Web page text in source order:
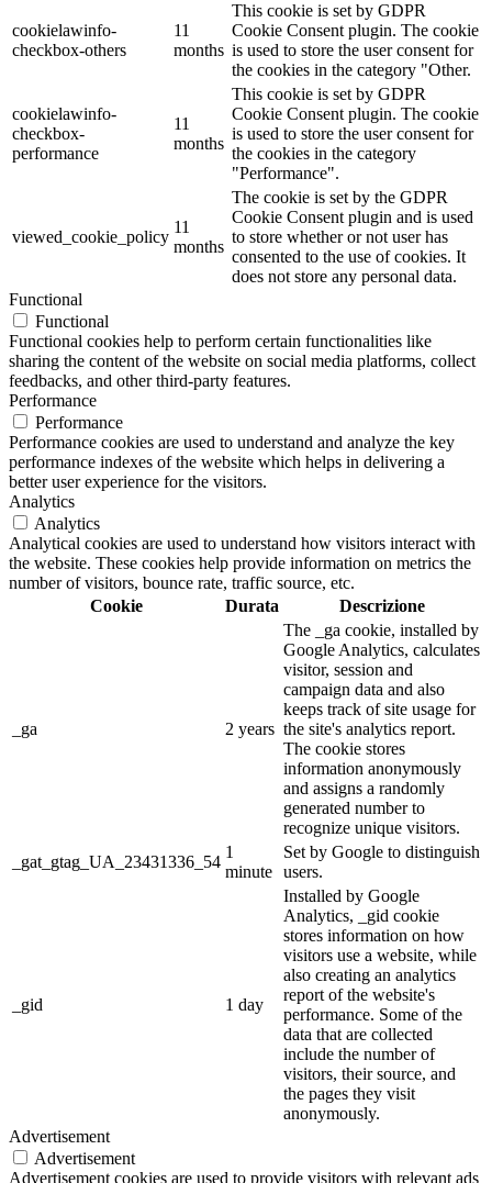
cookielawinfo-
checkbox-others
11
months
This cookie is set by GDPR
Cookie Consent plugin. The cookie
is used to store the user consent for
the cookies in the category "Other.
cookielawinfo-
checkbox-
performance
11
months
This cookie is set by GDPR
Cookie Consent plugin. The cookie
is used to store the user consent for
the cookies in the category
"Performance".
viewed_cookie_policy
11
months
The cookie is set by the GDPR
Cookie Consent plugin and is used
to store whether or not user has
consented to the use of cookies. It
does not store any personal data.
Functional
Functional
Functional cookies help to perform certain functionalities like
sharing the content of the website on social media platforms, collect
feedbacks, and other third-party features.
Performance
Performance
Performance cookies are used to understand and analyze the key
performance indexes of the website which helps in delivering a
better user experience for the visitors.
Analytics
Analytics
Analytical cookies are used to understand how visitors interact with
the website. These cookies help provide information on metrics the
number of visitors, bounce rate, traffic source, etc.
Cookie
Durata Descrizione
_ga 2 years
The _ga cookie, installed by
Google Analytics, calculates
visitor, session and
campaign data and also
keeps track of site usage for
the site's analytics report.
The cookie stores
information anonymously
and assigns a randomly
generated number to
recognize unique visitors.
_gat_gtag_UA_23431336_54
1
minute
Set by Google to distinguish
users.
_gid 1 day
Installed by Google
Analytics, _gid cookie
stores information on how
visitors use a website, while
also creating an analytics
report of the website's
performance. Some of the
data that are collected
include the number of
visitors, their source, and
the pages they visit
anonymously.
Advertisement
Advertisement
Advertisement cookies are used to provide visitors with relevant ads